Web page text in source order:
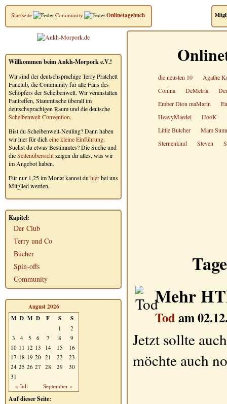
Startseite Community Onlinetagebuch
Willkommen beim Ankh-Morpork e.V.!
Wir sind der deutschsprachige Terry Pratchett
Fanclub, die Community für alle Fans des
Schöpfers der Scheibenwelt. Wir veranstalten
Fantreffen, Stammtische überall im
deutschsprachigen Raum und die deutsche
Scheibenwelt Convention.
Bist du Scheibenwelt-Neuling? Dann haben
wir hier für dicheine kleine Einführung.
Suchst du etwas Bestimmtes? Die Suche und
dieSeitenübersichtzeigen dir alles, was wir
im Angebot haben.
Für nur 1,25 im Monat kannst du hierbei uns
Mitglied werden.
Kapitel:
Der Club
Terry und Co
Bücher
Spin-offs
Community
August 2026
M D M D F S S
« Juli September »
1
2
3
4 5 6 7 8
9
10 11 12 13 14 15
16
17 18 19 20 21 22
23
24 25 26 27 28 29
30
31
Auf dieser Seite:
die neusten 10
Agathe
Conina
DeMetria
Ember Dion maMarin
HeavyMaedel
HooK
Little Butcher
Mam
Sternenkind
Steven
Mehr
Tod am
Jetzt sollte
möchte auch